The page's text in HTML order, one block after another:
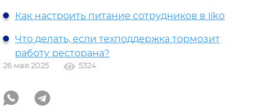
Как настроить питание сотрудников в iiko
Что делать, если техподдержка тормозит
работу ресторана?
26 мая 2025 5324